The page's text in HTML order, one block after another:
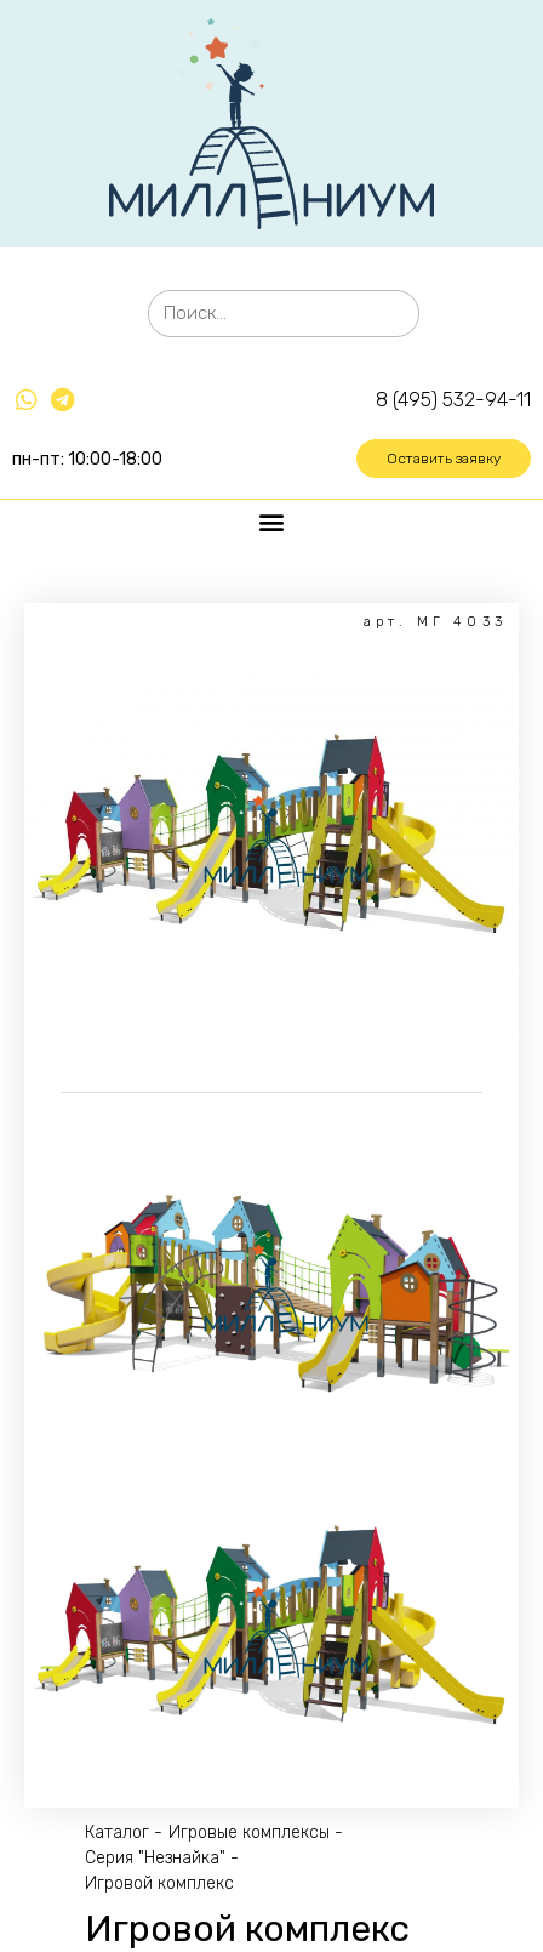
8 (495) 532-94-11
пн-пт: 10:00-18:00 Оставить заявку
арт. МГ 4033
Каталог
Игровые комплексы
Серия "Незнайка"
Игровой комплекс
Игровой комплекс